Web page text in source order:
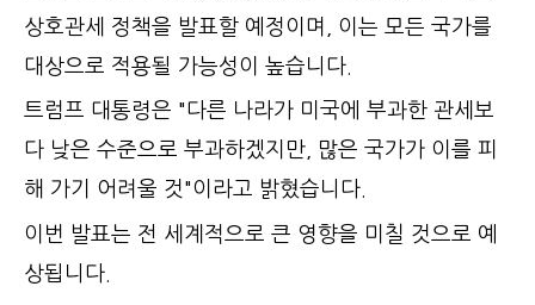
상호관세 정책을 발표할 예정이며, 이는 모든 국가를
대상으로 적용될 가능성이 높습니다.
트럼프 대통령은 "다른 나라가 미국에 부과한 관세보
다 낮은 수준으로 부과하겠지만, 많은 국가가 이를 피
해 가기 어려울 것"이라고 밝혔습니다.
이번 발표는 전 세계적으로 큰 영향을 미칠 것으로 예
상됩니다.